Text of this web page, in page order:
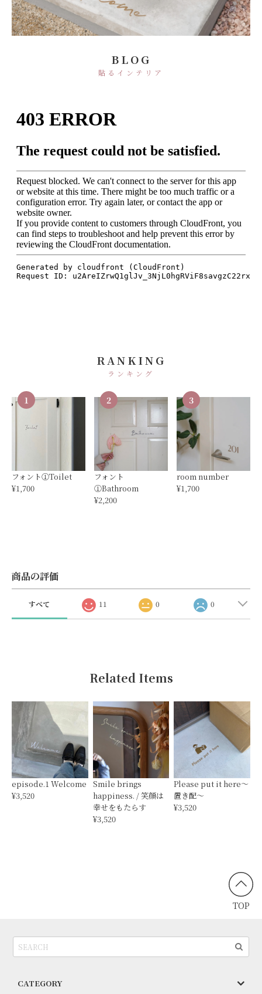
BLOG
貼るインテリア
RANKING
ランキング
1
フォント①Toilet
¥1,700
2
フォント
①Bathroom
¥2,200
3
room number
¥1,700
商品の評価
すべて 11 0 0
Related Items
episode.1 Welcome
¥3,520
Smile brings
happiness. / 笑顔は
幸せをもたらす
¥3,520
Please put it here〜
置き配〜
¥3,520
TOP
CATEGORY